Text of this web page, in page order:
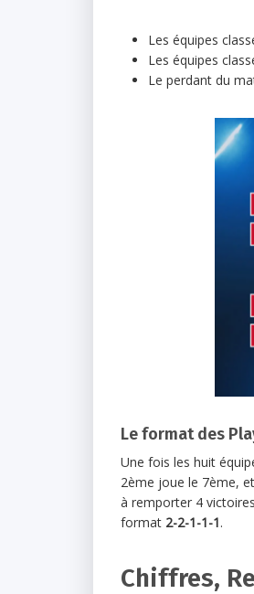
Les équipes
Les équipes
Le perdant du
Le format des
Une fois les huit
2ème joue le 7ème,
à remporter 4
format 2-2-1-1-1.
Chiffres,